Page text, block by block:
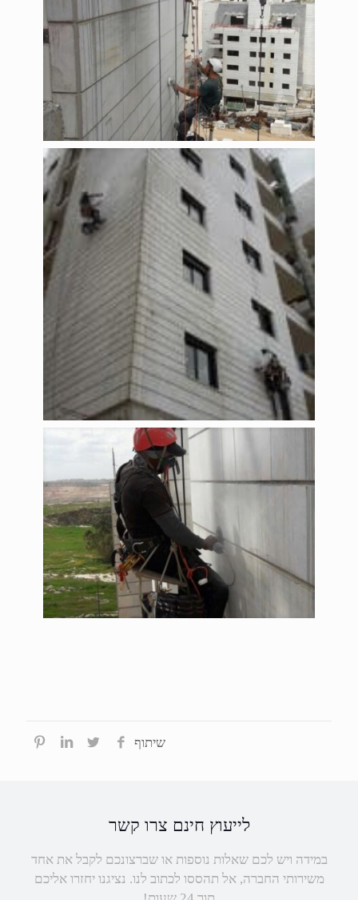
שיתוף
לייעוץ חינם צרו קשר
במידה ויש לכם שאלות נוספות או שברצונכם לקבל את אחד
משירותי החברה, אל תהססו לכתוב לנו. נציגנו יחזרו אליכם